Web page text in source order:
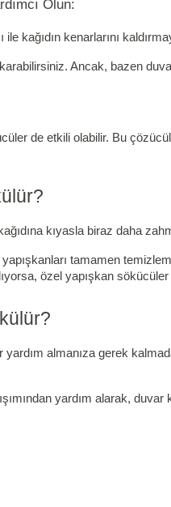
Olun:
kağıdın kenarlarını
Ancak, bazen
de etkili olabilir. Bu
kıyasla biraz daha
tamamen
özel yapışkan
yardım almanıza gerek
yardım alarak,